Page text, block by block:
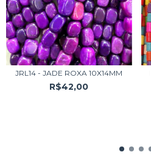
JRL14 - JADE ROXA 10X14MM
R$42,00